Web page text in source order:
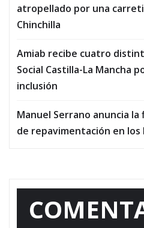
atropellado por una
Chinchilla
Amiab recibe cuatro
Social Castilla-La Mancha
inclusión
Manuel Serrano anuncia
de repavimentación en los